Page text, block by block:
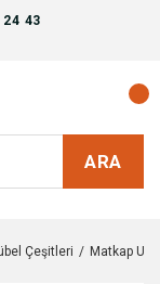
24 43
ARA
Çeşitleri Matkap